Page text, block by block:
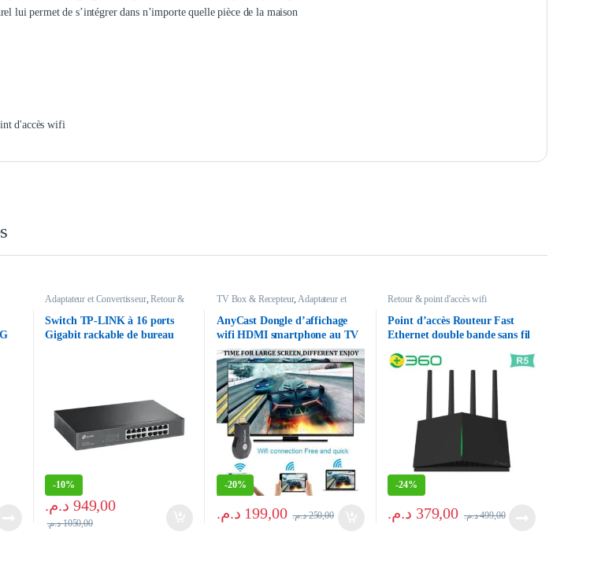
lui permet de s’intégrer dans n’importe quelle pièce de la maison
d'accès wifi
Adaptateur et Convertisseur,Retour &
Switch TP-LINK à 16 ports
Gigabit rackable de bureau
-10%
949,00 د.م.
1050,00 د.م.
TV Box & Recepteur,Adaptateur et
point d'accès wifi
AnyCast Dongle d’affichage
wifi HDMI smartphone au TV
mirascreen
-20%
199,00 د.م. 250,00 د.م.
Retour & point d'accès wifi
Point d’accès Routeur Fast
Ethernet double bande sans fil
-24%
379,00 د.م. 499,00 د.م.